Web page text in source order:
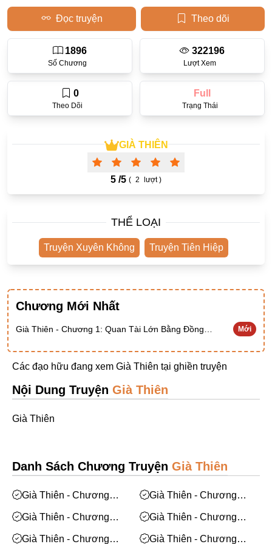
Học Đường
Thanh Xuân Vườn Trường
Cưới Trước Yêu Sau
Phương Đông
Showbiz
Tiên Hiệp
Khác
Niên Đại
Cường Thủ Hào Đoạt
Trinh Thám
Ngược Luyến Tàn Tâm
Bình Luận Cốt Truyện
SE
GIÀ THIÊN
5 /5 ( 2 lượt )
Số Chương
1896
Lượt Xem
322196
Theo Dõi
0
Trạng Thái
Full
THỂ LOẠI
Truyện Xuyên Không Truyện Tiên Hiệp
Đọc truyện Theo dõi
Chương Mới Nhất
Mới
Các đạo hữu đang xem Già Thiên tại ghiền truyện
Nội Dung Truyện Già Thiên
Già Thiên
Danh Sách Chương Truyện Già Thiên
Già Thiên - Chương
Già Thiên - Chương
Già Thiên - Chương
Già Thiên - Chương
Già Thiên - Chương Già Thiên - Chương